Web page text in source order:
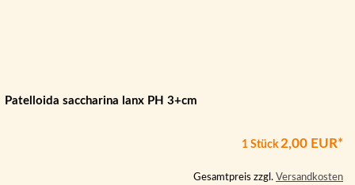
Patelloida saccharina lanx PH 3+cm
1 Stück 2,00 EUR*
Gesamtpreis zzgl. Versandkosten